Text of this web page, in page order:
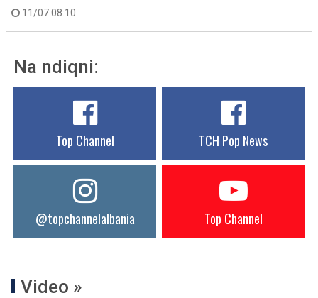
11/07 08:10
Na ndiqni:
Top Channel TCH Pop News
@topchannelalbania Top Channel
Video »